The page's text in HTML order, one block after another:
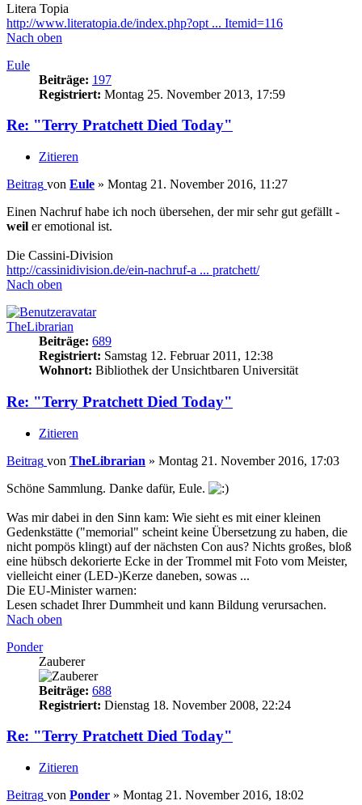
Litera Topia
http://www.literatopia.de/index.php?opt ... Itemid=116
Nach oben
Eule
Beiträge: 197
Registriert: Montag 25. November 2013, 17:59
Re: "Terry Pratchett Died Today"
Zitieren
Beitrag von Eule » Montag 21. November 2016, 11:27
Einen Nachruf habe ich noch übersehen, der mir sehr gut gefällt -
weil er emotional ist.
Die Cassini-Division
http://cassinidivision.de/ein-nachruf-a ... pratchett/
Nach oben
TheLibrarian
Beiträge: 689
Registriert: Samstag 12. Februar 2011, 12:38
Wohnort: Bibliothek der Unsichtbaren Universität
Re: "Terry Pratchett Died Today"
Zitieren
Beitrag von TheLibrarian » Montag 21. November 2016, 17:03
Schöne Sammlung. Danke dafür, Eule.
Was mir dabei in den Sinn kam: Wie sieht es mit einer kleinen
Gedenkstätte ("memorial" scheint keine Übersetzung zu haben, die
nicht pompös klingt) auf der nächsten Con aus? Nichts großes, bloß
eine hübsch dekorierte Ecke in der Trommel mit Foto vom Meister,
vielleicht einer (LED-)Kerze daneben, sowas ...
Die EU-Minister warnen:
Lesen schadet Ihrer Dummheit und kann Bildung verursachen.
Nach oben
Ponder
Zauberer
Beiträge: 688
Registriert: Dienstag 18. November 2008, 22:24
Re: "Terry Pratchett Died Today"
Zitieren
Beitrag von Ponder » Montag 21. November 2016, 18:02